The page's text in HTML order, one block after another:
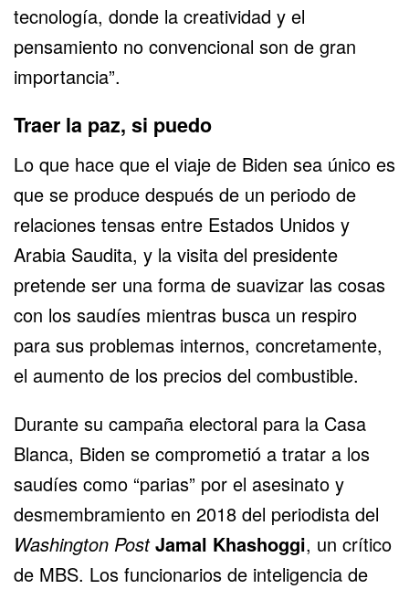
tecnología, donde la creatividad y el
pensamiento no convencional son de gran
importancia”.
Traer la paz, si puedo
Lo que hace que el viaje de Biden sea único es
que se produce después de un periodo de
relaciones tensas entre Estados Unidos y
Arabia Saudita, y la visita del presidente
pretende ser una forma de suavizar las cosas
con los saudíes mientras busca un respiro
para sus problemas internos, concretamente,
el aumento de los precios del combustible.
Durante su campaña electoral para la Casa
Blanca, Biden se comprometió a tratar a los
saudíes como “parias” por el asesinato y
desmembramiento en 2018 del periodista del
Washington Post Jamal Khashoggi, un crítico
de MBS. Los funcionarios de inteligencia de